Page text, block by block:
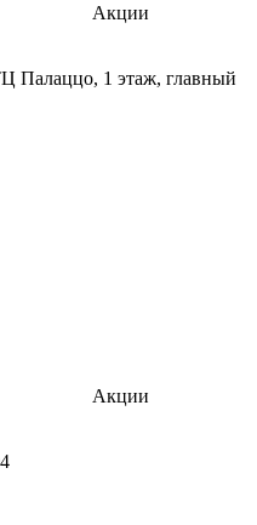
Акции
Палаццо, 1 этаж, главный
Акции